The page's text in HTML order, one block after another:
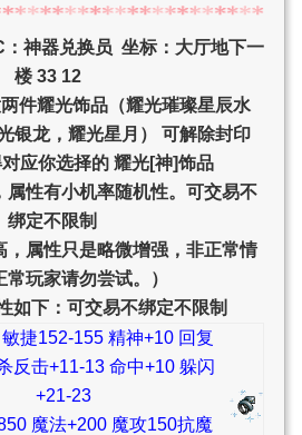
神器兑换员 坐标：大厅地下一
楼 33 12
件耀光饰品（耀光璀璨星辰水
银龙，耀光星月） 可解除封印
应你选择的 耀光[神]饰品
属性有小机率随机性。可交易不
绑定不限制
，属性只是略微增强，非正常情
常玩家请勿尝试。）
如下：可交易不绑定不限制
捷152-155 精神+10 回复
反击+11-13 命中+10 躲闪
+21-23
魔法+200 魔攻150抗魔